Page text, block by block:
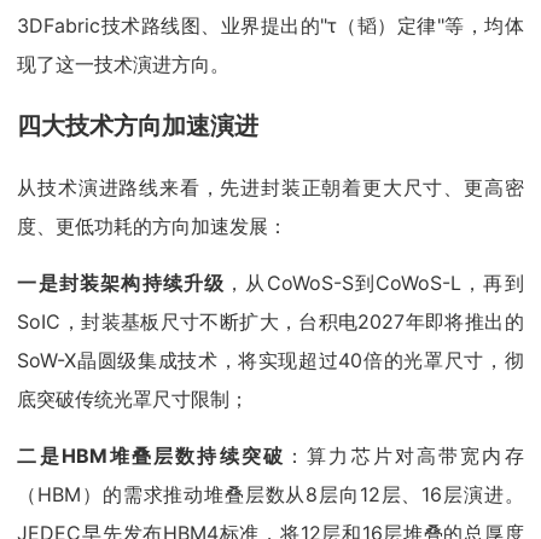
3DFabric技术路线图、业界提出的"τ（韬）定律"等，均体
现了这一技术演进方向。
四大技术方向加速演进
从技术演进路线来看，先进封装正朝着更大尺寸、更高密
度、更低功耗的方向加速发展：
一是封装架构持续升级 ，从CoWoS-S到CoWoS-L，再到
SoIC，封装基板尺寸不断扩大，台积电2027年即将推出的
SoW-X晶圆级集成技术，将实现超过40倍的光罩尺寸，彻
底突破传统光罩尺寸限制；
二是HBM堆叠层数持续突破 ：算力芯片对高带宽内存
（HBM）的需求推动堆叠层数从8层向12层、16层演进。
JEDEC早先发布HBM4标准，将12层和16层堆叠的总厚度